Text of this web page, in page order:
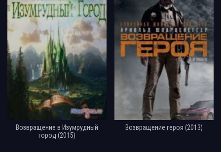
Возвращение в Изумрудный
город (2015)
Возвращение героя (2013)